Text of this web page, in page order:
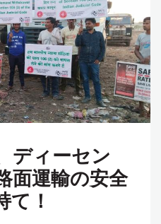
ディーセン
面運輸の安全
！